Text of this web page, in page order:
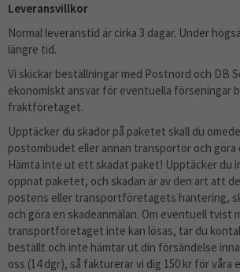
Leveransvillkor
Normal leveranstid är cirka 3 dagar. Under
längre tid.
Vi skickar beställningar med Postnord och DB
ekonomiskt ansvar för eventuella förseningar
fraktföretaget.
Upptäcker du skador på paketet skall du
postombudet eller annan transportör och göra
Hämta inte ut ett skadat paket! Upptäcker du
öppnat paketet, och skadan är av den art att
postens eller transportföretagets hantering,
och göra en skadeanmälan. Om eventuell tvist
transportföretaget inte kan lösas, tar du
beställt och inte hämtar ut din försändelse
oss (14 dgr), så fakturerar vi dig 150 kr för våra